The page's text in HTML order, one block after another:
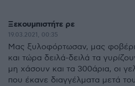
Ξεκουμπιστήτε ρε
19.03.2021, 00:35
Μας ξυλοφόρτωσαν, μας
και τώρα δειλά-δειλά τα
μη χάσουν και τα 300άρια, οι
που έκανε διαγγέλματα μετά